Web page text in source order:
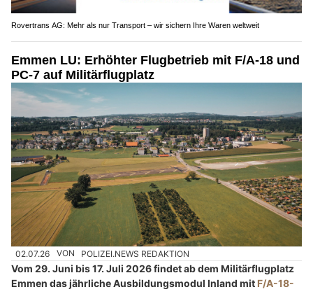
Rovertrans AG: Mehr als nur Transport – wir sichern Ihre Waren weltweit
Emmen LU: Erhöhter Flugbetrieb mit F/A-18 und
PC-7 auf Militärflugplatz
02.07.26 VON POLIZEI.NEWS REDAKTION
Vom 29. Juni bis 17. Juli 2026 findet ab dem Militärflugplatz
Emmen das jährliche Ausbildungsmodul Inland mit F/A-18-